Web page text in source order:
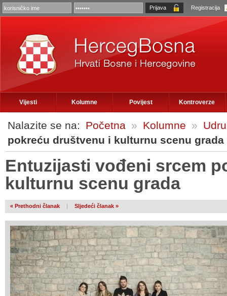
Registracija
Vijesti Kolumne Povijest Kontroverze
Nalazite se na: Početna » Kolumne »
pokreću društvenu i kulturnu scenu grada
Entuzijasti vođeni srcem
kulturnu scenu grada
« Prethodni članak | Sljedeći članak »